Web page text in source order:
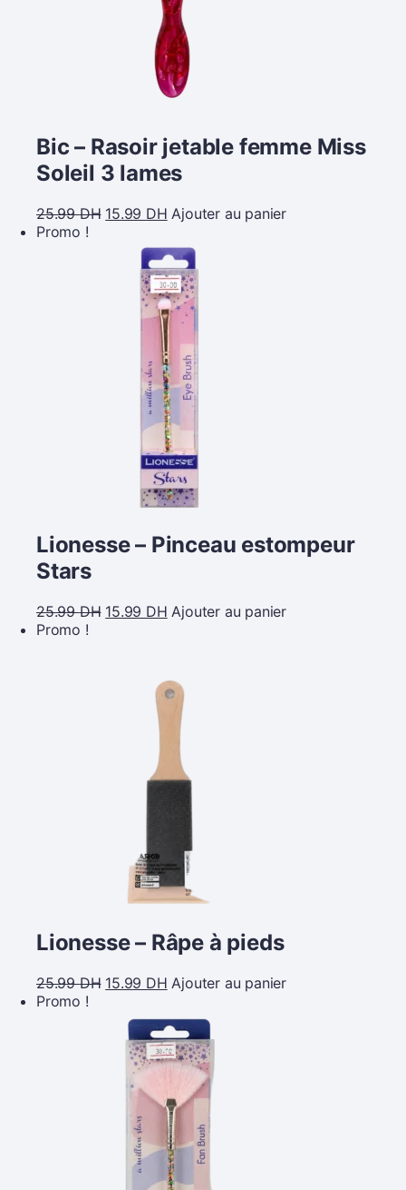
Bic – Rasoir jetable femme Miss
Soleil 3 lames
25.99DH 15.99 DH Ajouter au panier
Promo !
Lionesse – Pinceau estompeur
Stars
25.99DH 15.99 DH Ajouter au panier
Promo !
Lionesse – Râpe à pieds
25.99DH 15.99 DH Ajouter au panier
Promo !